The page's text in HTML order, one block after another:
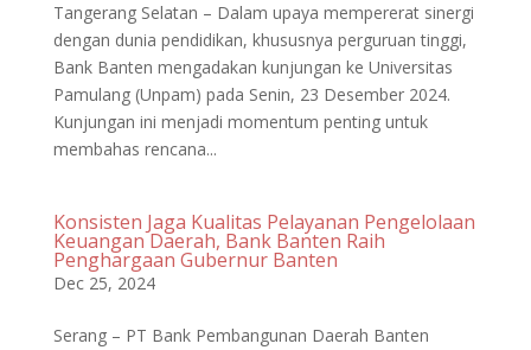
Tangerang Selatan – Dalam upaya mempererat sinergi
dengan dunia pendidikan, khususnya perguruan tinggi,
Bank Banten mengadakan kunjungan ke Universitas
Pamulang (Unpam) pada Senin, 23 Desember 2024.
Kunjungan ini menjadi momentum penting untuk
membahas rencana...
Konsisten Jaga Kualitas Pelayanan Pengelolaan
Keuangan Daerah, Bank Banten Raih
Penghargaan Gubernur Banten
Dec 25, 2024
Serang – PT Bank Pembangunan Daerah Banten